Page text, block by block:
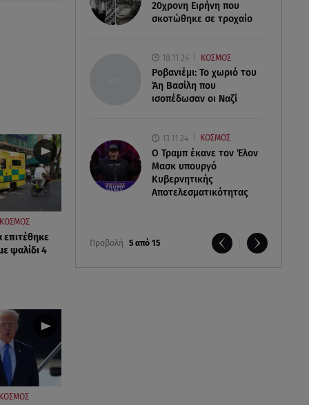
20χρονη Ειρήνη που
σκοτώθηκε σε τροχαίο
18.11.24 ΚΟΣΜΟΣ
Ροβανιέμι: Το χωριό του
Άη Βασίλη που
ισοπέδωσαν οι Ναζί
13.11.24 ΚΟΣΜΟΣ
O Τραμπ έκανε τον Έλον
Μασκ υπουργό
Κυβερνητικής
Αποτελεσματικότητας
Προβολή 5 από 15
ΚΟΣΜΟΣ
επιτέθηκε
ψαλίδι 4
ΚΟΣΜΟΣ